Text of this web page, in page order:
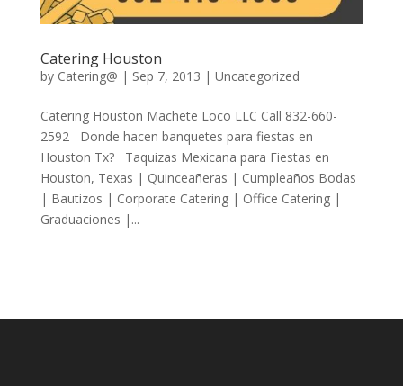
Catering Houston
by Catering@ | Sep 7, 2013 | Uncategorized
Catering Houston Machete Loco LLC Call 832-660-
2592 Donde hacen banquetes para fiestas en
Houston Tx? Taquizas Mexicana para Fiestas en
Houston, Texas | Quinceañeras | Cumpleaños Bodas
| Bautizos | Corporate Catering | Office Catering |
Graduaciones |...